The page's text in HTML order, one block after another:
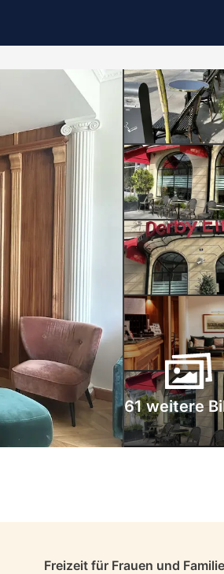
61 weitere
Freizeit für Frauen und